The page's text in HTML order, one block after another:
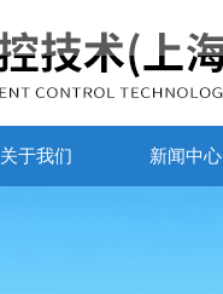
关于我们 新闻中心